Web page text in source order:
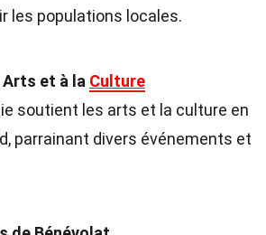
les populations locales.
Arts et à la Culture
soutient les arts et la culture en
parrainant divers événements et